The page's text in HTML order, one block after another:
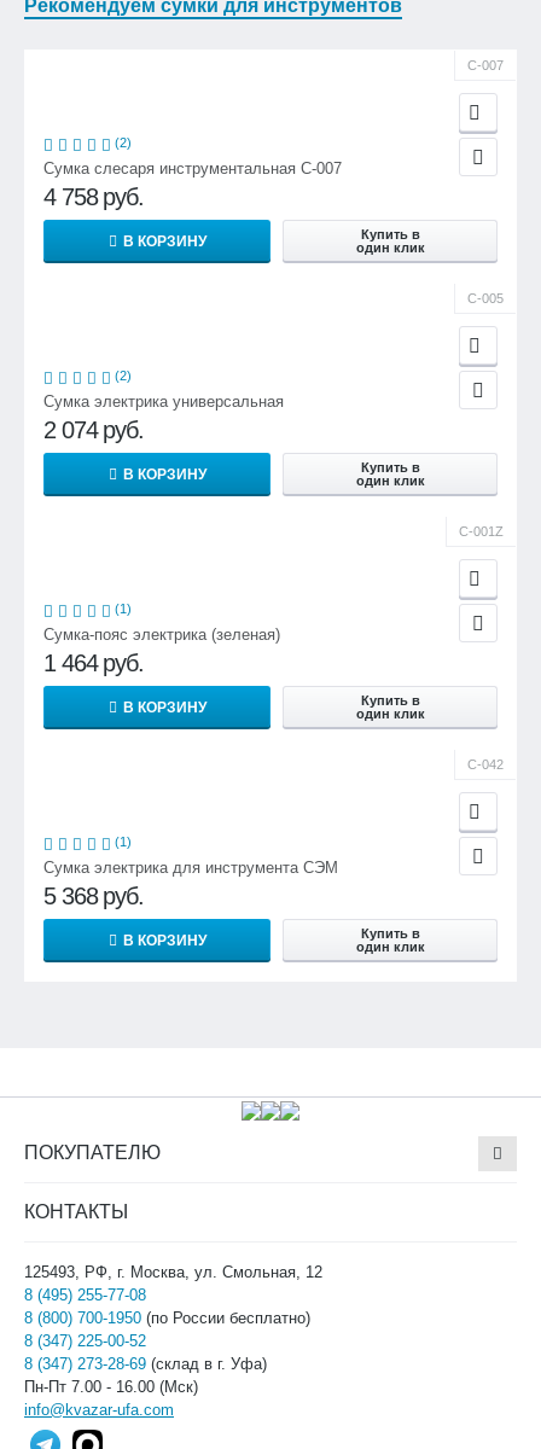
Рекомендуем сумки для инструментов
С-007
(2)
Сумка слесаря инструментальная С-007
4 758 руб.
В КОРЗИНУ
Купить в
один клик
С-005
(2)
Сумка электрика универсальная
2 074 руб.
В КОРЗИНУ
Купить в
один клик
С-001Z
(1)
Сумка-пояс электрика (зеленая)
1 464 руб.
В КОРЗИНУ
Купить в
один клик
С-042
(1)
Сумка электрика для инструмента СЭМ
5 368 руб.
В КОРЗИНУ
Купить в
один клик
ПОКУПАТЕЛЮ
КОНТАКТЫ
125493, РФ, г. Москва, ул. Смольная, 12
8 (495) 255-77-08
8 (800) 700-1950 (по России бесплатно)
8 (347) 225-00-52
8 (347) 273-28-69 (склад в г. Уфа)
Пн-Пт 7.00 - 16.00 (Мск)
info@kvazar-ufa.com